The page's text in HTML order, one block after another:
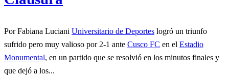
Por Fabiana Luciani Universitario de Deportes logró un triunfo
sufrido pero muy valioso por 2-1 ante Cusco FC en el Estadio
Monumental, en un partido que se resolvió en los minutos finales y
que dejó a los...